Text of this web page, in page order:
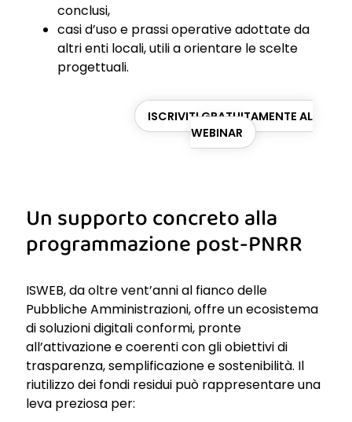
conclusi,
casi d’uso e prassi operative adottate da
altri enti locali, utili a orientare le scelte
progettuali.
ISCRIVITI GRATUITAMENTE AL
WEBINAR
Un supporto concreto alla
programmazione post-PNRR
ISWEB, da oltre vent’anni al fianco delle
Pubbliche Amministrazioni, offre un ecosistema
di soluzioni digitali conformi, pronte
all’attivazione e coerenti con gli obiettivi di
trasparenza, semplificazione e sostenibilità. Il
riutilizzo dei fondi residui può rappresentare una
leva preziosa per: